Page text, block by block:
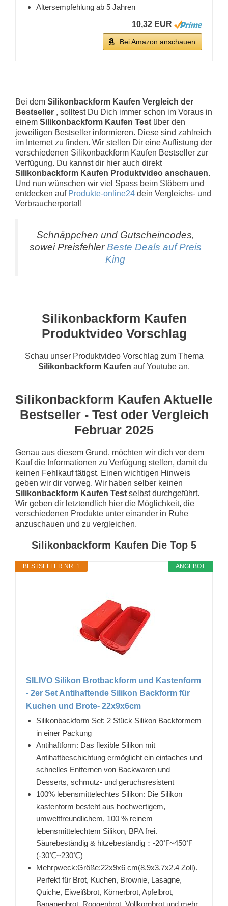
Altersempfehlung ab 5 Jahren
10,32 EUR
Bei Amazon anschauen
Bei dem Silikonbackform Kaufen Vergleich der
Bestseller , solltest Du Dich immer schon im Voraus in
einem Silikonbackform Kaufen Test über den
jeweiligen Bestseller informieren. Diese sind zahlreich
im Internet zu finden. Wir stellen Dir eine Auflistung der
verschiedenen Silikonbackform Kaufen Bestseller zur
Verfügung. Du kannst dir hier auch direkt
Silikonbackform Kaufen Produktvideo anschauen.
Und nun wünschen wir viel Spass beim Stöbern und
entdecken auf Produkte-online24 dein Vergleichs- und
Verbraucherportal!
Schnäppchen und Gutscheincodes,
sowei Preisfehler Beste Deals auf Preis
King
Silikonbackform Kaufen
Produktvideo Vorschlag
Schau unser Produktvideo Vorschlag zum Thema
Silikonbackform Kaufen auf Youtube an.
Silikonbackform Kaufen Aktuelle
Bestseller - Test oder Vergleich
Februar 2025
Genau aus diesem Grund, möchten wir dich vor dem
Kauf die Informationen zu Verfügung stellen, damit du
keinen Fehlkauf tätigst. Einen wichtigen Hinweis
geben wir dir vorweg. Wir haben selber keinen
Silikonbackform Kaufen Test selbst durchgeführt.
Wir geben dir letztendlich hier die Möglichkeit, die
verschiedenen Produkte unter einander in Ruhe
anzuschauen und zu vergleichen.
Silikonbackform Kaufen Die Top 5
ANGEBOT
BESTSELLER NR. 1
SILIVO Silikon Brotbackform und Kastenform
- 2er Set Antihaftende Silikon Backform für
Kuchen und Brote- 22x9x6cm
Silikonbackform Set: 2 Stück Silikon Backformem
in einer Packung
Antihaftform: Das flexible Silikon mit
Antihaftbeschichtung ermöglicht ein einfaches und
schnelles Entfernen von Backwaren und
Desserts, schmutz- und geruchsresistent
100% lebensmittelechtes Silikon: Die Silikon
kastenform besteht aus hochwertigem,
umweltfreundlichem, 100 % reinem
lebensmittelechtem Silikon, BPA frei.
Säurebeständig & hitzebeständig：-20℉~450℉
(-30℃~230℃)
Mehrpweck:Größe:22x9x6 cm(8.9x3.7x2.4 Zoll).
Perfekt für Brot, Kuchen, Brownie, Lasagne,
Quiche, Eiweißbrot, Körnerbrot, Apfelbrot,
Bananenbrot, Roggenbrot, Vollkornbrot und mehr